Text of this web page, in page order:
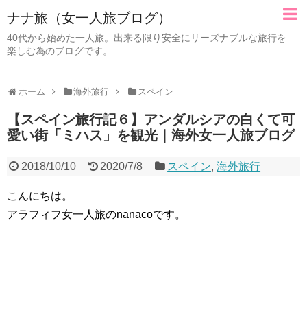
ナナ旅（女一人旅ブログ）
40代から始めた一人旅。出来る限り安全にリーズナブルな旅行を
楽しむ為のブログです。
ホーム 海外旅行 スペイン
【スペイン旅行記６】アンダルシアの白くて可
愛い街「ミハス」を観光｜海外女一人旅ブログ
2018/10/10 2020/7/8 スペイン,海外旅行
こんにちは。
アラフィフ女一人旅のnanacoです。